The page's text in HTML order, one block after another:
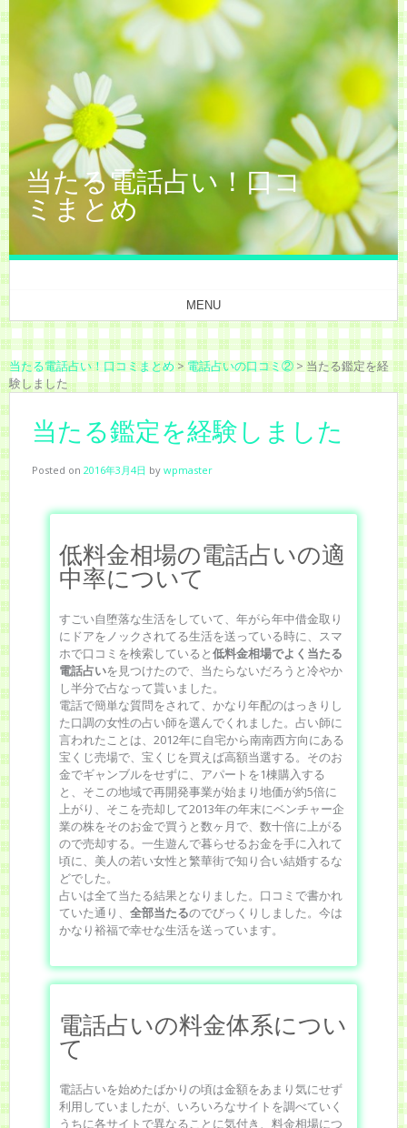
当たる電話占い！口コ
ミまとめ
MENU
当たる電話占い！口コミまとめ>電話占いの口コミ②>当たる鑑定を経
験しました
当たる鑑定を経験しました
Posted on 2016年3月4日 by wpmaster
低料金相場の電話占いの適
中率について
すごい自堕落な生活をしていて、年がら年中借金取り
にドアをノックされてる生活を送っている時に、スマ
ホで口コミを検索していると低料金相場でよく当たる
電話占いを見つけたので、当たらないだろうと冷やか
し半分で占なって貰いました。
電話で簡単な質問をされて、かなり年配のはっきりし
た口調の女性の占い師を選んでくれました。占い師に
言われたことは、2012年に自宅から南南西方向にある
宝くじ売場で、宝くじを買えば高額当選する。そのお
金でギャンブルをせずに、アパートを1棟購入する
と、そこの地域で再開発事業が始まり地価が約5倍に
上がり、そこを売却して2013年の年末にベンチャー企
業の株をそのお金で買うと数ヶ月で、数十倍に上がる
ので売却する。一生遊んで暮らせるお金を手に入れて
頃に、美人の若い女性と繁華街で知り合い結婚するな
どでした。
占いは全て当たる結果となりました。口コミで書かれ
ていた通り、 全部当たるのでびっくりしました。今は
かなり裕福で幸せな生活を送っています。
電話占いの料金体系につい
て
電話占いを始めたばかりの頃は金額をあまり気にせず
利用していましたが、いろいろなサイトを調べていく
うちに各サイトで異なることに気付き、料金相場につ